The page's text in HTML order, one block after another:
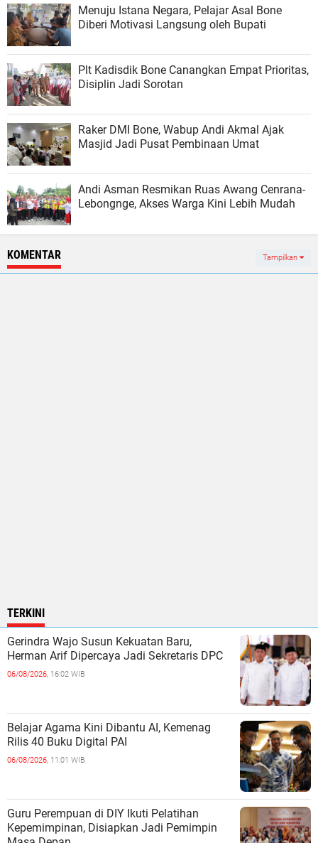
Menuju Istana Negara, Pelajar Asal Bone
Diberi Motivasi Langsung oleh Bupati
Plt Kadisdik Bone Canangkan Empat Prioritas,
Disiplin Jadi Sorotan
Raker DMI Bone, Wabup Andi Akmal Ajak
Masjid Jadi Pusat Pembinaan Umat
Andi Asman Resmikan Ruas Awang Cenrana-
Lebongnge, Akses Warga Kini Lebih Mudah
KOMENTAR Tampilkan
TERKINI
Gerindra Wajo Susun Kekuatan Baru,
Herman Arif Dipercaya Jadi Sekretaris DPC
06/08/2026, 16:02 WIB
Belajar Agama Kini Dibantu AI, Kemenag
Rilis 40 Buku Digital PAI
06/08/2026, 11:01 WIB
Guru Perempuan di DIY Ikuti Pelatihan
Kepemimpinan, Disiapkan Jadi Pemimpin